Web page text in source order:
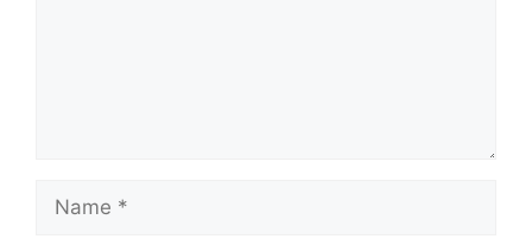
Name